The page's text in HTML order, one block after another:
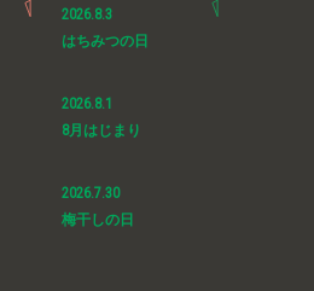
2026.8.3
はちみつの日
2026.8.1
8月はじまり
2026.7.30
梅干しの日